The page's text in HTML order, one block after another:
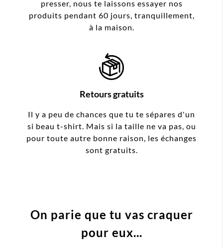
presser, nous te laissons essayer nos
produits pendant 60 jours, tranquillement,
à la maison.
Retours gratuits
Il y a peu de chances que tu te sépares d'un
si beau t-shirt. Mais si la taille ne va pas, ou
pour toute autre bonne raison, les échanges
sont gratuits.
On parie que tu vas craquer
pour eux...